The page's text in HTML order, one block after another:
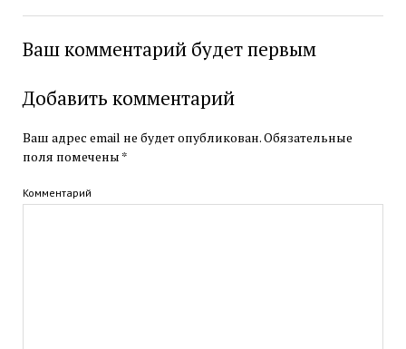
Ваш комментарий будет первым
Добавить комментарий
Ваш адрес email не будет опубликован.Обязательные
поля помечены *
Комментарий